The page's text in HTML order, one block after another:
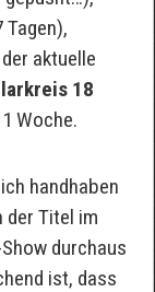
Tagen),
aktuelle
18
Woche.
handhaben
der Titel im
durchaus
ist, dass